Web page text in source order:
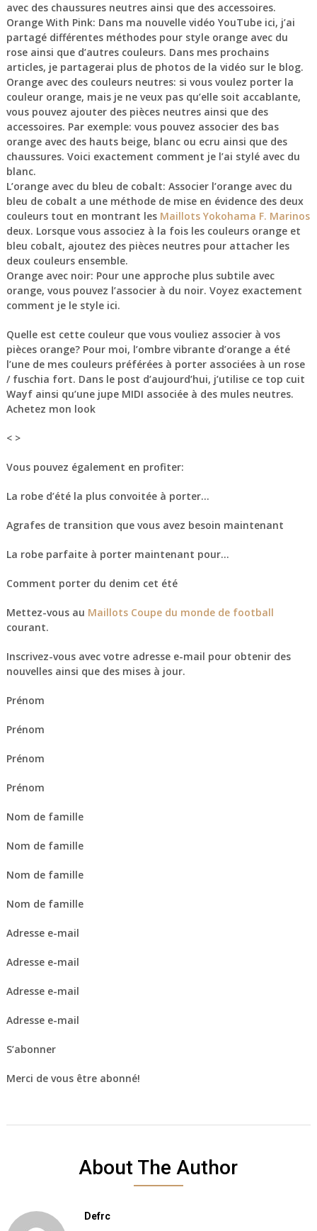
avec des chaussures neutres ainsi que des accessoires.
Orange With Pink: Dans ma nouvelle vidéo YouTube ici, j’ai
partagé différentes méthodes pour style orange avec du
rose ainsi que d’autres couleurs. Dans mes prochains
articles, je partagerai plus de photos de la vidéo sur le blog.
Orange avec des couleurs neutres: si vous voulez porter la
couleur orange, mais je ne veux pas qu’elle soit accablante,
vous pouvez ajouter des pièces neutres ainsi que des
accessoires. Par exemple: vous pouvez associer des bas
orange avec des hauts beige, blanc ou ecru ainsi que des
chaussures. Voici exactement comment je l’ai stylé avec du
blanc.
L’orange avec du bleu de cobalt: Associer l’orange avec du
bleu de cobalt a une méthode de mise en évidence des deux
couleurs tout en montrant les Maillots Yokohama F. Marinos
deux. Lorsque vous associez à la fois les couleurs orange et
bleu cobalt, ajoutez des pièces neutres pour attacher les
deux couleurs ensemble.
Orange avec noir: Pour une approche plus subtile avec
orange, vous pouvez l’associer à du noir. Voyez exactement
comment je le style ici.
Quelle est cette couleur que vous vouliez associer à vos
pièces orange? Pour moi, l’ombre vibrante d’orange a été
l’une de mes couleurs préférées à porter associées à un rose
/ fuschia fort. Dans le post d’aujourd’hui, j’utilise ce top cuit
Wayf ainsi qu’une jupe MIDI associée à des mules neutres.
Achetez mon look
< >
Vous pouvez également en profiter:
La robe d’été la plus convoitée à porter…
Agrafes de transition que vous avez besoin maintenant
La robe parfaite à porter maintenant pour…
Comment porter du denim cet été
Mettez-vous au Maillots Coupe du monde de football
courant.
Inscrivez-vous avec votre adresse e-mail pour obtenir des
nouvelles ainsi que des mises à jour.
Prénom
Prénom
Prénom
Prénom
Nom de famille
Nom de famille
Nom de famille
Nom de famille
Adresse e-mail
Adresse e-mail
Adresse e-mail
Adresse e-mail
S’abonner
Merci de vous être abonné!
About The Author
Defrc